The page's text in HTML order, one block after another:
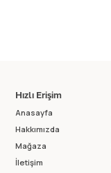
Hızlı Erişim
Anasayfa
Hakkımızda
Mağaza
İletişim